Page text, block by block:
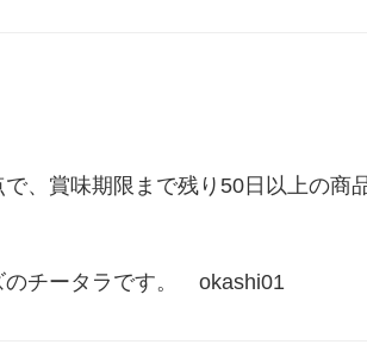
、賞味期限まで残り50日以上の商
チータラです。　okashi01